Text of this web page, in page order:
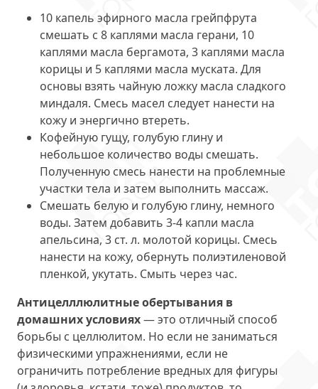
10 капель эфирного масла грейпфрута
смешать с 8 каплями масла герани, 10
каплями масла бергамота, 3 каплями масла
корицы и 5 каплями масла муската. Для
основы взять чайную ложку масла сладкого
миндаля. Смесь масел следует нанести на
кожу и энергично втереть.
Кофейную гущу, голубую глину и
небольшое количество воды смешать.
Полученную смесь нанести на проблемные
участки тела и затем выполнить массаж.
Смешать белую и голубую глину, немного
воды. Затем добавить 3-4 капли масла
апельсина, 3 ст. л. молотой корицы. Смесь
нанести на кожу, обернуть полиэтиленовой
пленкой, укутать. Смыть через час.
Антицелллюлитные обертывания в
домашних условиях— это отличный способ
борьбы с целлюлитом. Но если не заниматься
физическими упражнениями, если не
ограничить потребление вредных для фигуры